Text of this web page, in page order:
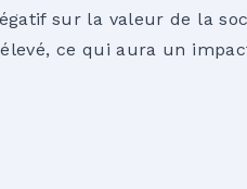
sur la valeur de la
ce qui aura un